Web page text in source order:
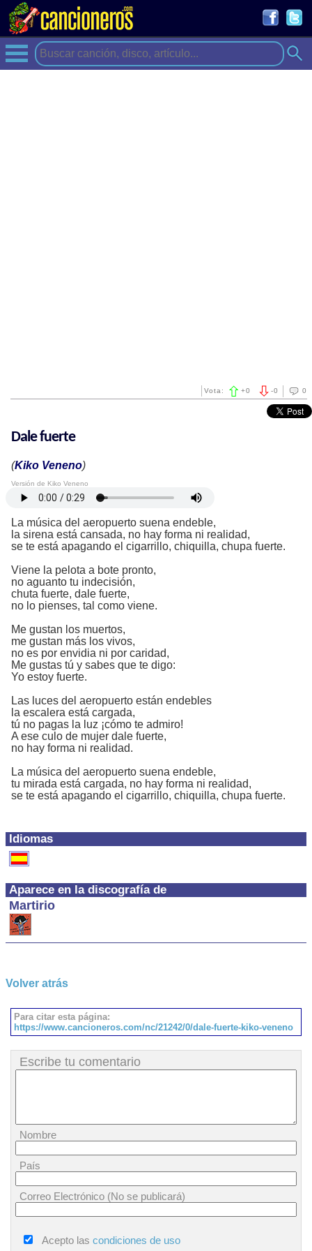
0
-0
Vota: +0
Idiomas
Aparece en la discografía de
Martirio
Dale fuerte
(Kiko Veneno)
Versión de Kiko Veneno
La música del aeropuerto suena endeble,
la sirena está cansada, no hay forma ni realidad,
se te está apagando el cigarrillo, chiquilla, chupa fuerte.
Viene la pelota a bote pronto,
no aguanto tu indecisión,
chuta fuerte, dale fuerte,
no lo pienses, tal como viene.
Me gustan los muertos,
me gustan más los vivos,
no es por envidia ni por caridad,
Me gustas tú y sabes que te digo:
Yo estoy fuerte.
Las luces del aeropuerto están endebles
la escalera está cargada,
tú no pagas la luz ¡cómo te admiro!
A ese culo de mujer dale fuerte,
no hay forma ni realidad.
La música del aeropuerto suena endeble,
tu mirada está cargada, no hay forma ni realidad,
se te está apagando el cigarrillo, chiquilla, chupa fuerte.
Volver atrás
Para citar esta página:
https://www.cancioneros.com/nc/21242/0/dale-fuerte-kiko-veneno
Escribe tu comentario
Nombre
País
Correo Electrónico (No se publicará)
Acepto las condiciones de uso